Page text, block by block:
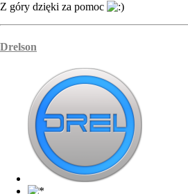
Z góry dzięki za pomoc
Drelson